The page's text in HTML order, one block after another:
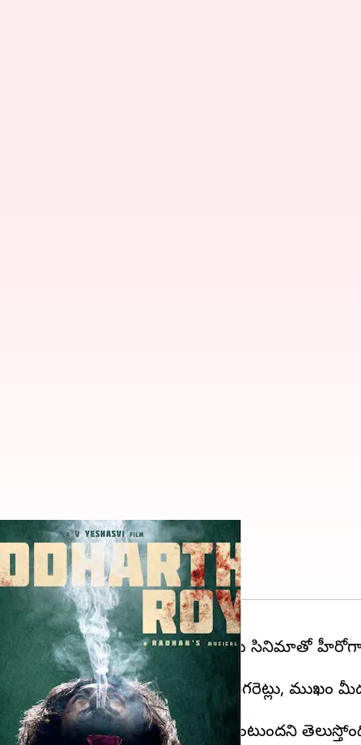
చైల్డ్ ఆర్టిస్ట్
చేసిన దీపక్ సరోజ్, సిద్ధార్థ్ రాయ్ సినిమాతో హీరోగా
కానీ నోట్లో పెట్టుకున్న రెండు సిగరెట్లు,
అర్జున్ రెడ్డి లాంటి సినిమా అయ్యుంటుందని